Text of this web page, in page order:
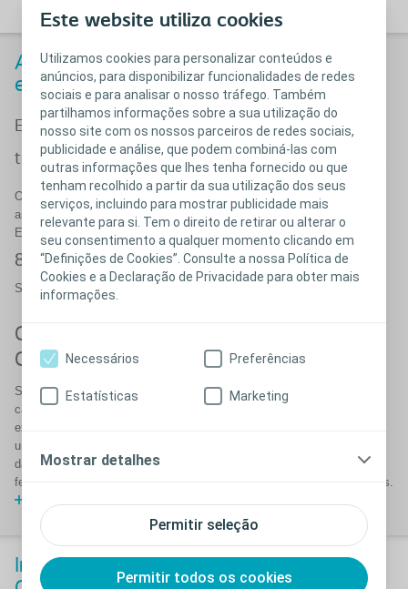
Este website utiliza cookies
Utilizamos cookies para personalizar conteúdos e
anúncios, para disponibilizar funcionalidades de redes
sociais e para analisar o nosso tráfego. Também
partilhamos informações sobre a sua utilização do
nosso site com os nossos parceiros de redes sociais,
publicidade e análise, que podem combiná-las com
outras informações que lhes tenha fornecido ou que
tenham recolhido a partir da sua utilização dos seus
serviços, incluindo para mostrar publicidade mais
relevante para si. Tem o direito de retirar ou alterar o
seu consentimento a qualquer momento clicando em
“Definições de Cookies”. Consulte a nossa Política de
Cookies e a Declaração de Privacidade para obter mais
informações.
Permitir seleção
Permitir todos os cookies
Necessários Preferências
Estatísticas Marketing
Mostrar detalhes
Apoio telefónico com uma equipa
especializada
Estamos à distância de um
telefonema
Oferecemos dicas e ferramentas para o ajudar a
assumir o controlo dos problemas urinários.
Estamos aqui para lhe dar uma mão sempre que precisar de apoio.
800 914 390(chamada gratuita)
Segunda a Sexta-feira: das 09h-13h e das 14h-17h
Como funciona o Coloplast Care -
Continência?
Sabemos que ter acesso a toda a informação necessária sobre
cateterismo intermitente nem sempre é fácil. Também sabemos que
existem dúvidas sobre o processo, quer seja a sua nova realidade ou
uma situação com que já lida há alguns anos. Estamos aqui para lhe
dar uma mão sempre que precisar de apoio – e oferecemos dicas e
ferramentas para o ajudar a assumir o controlo dos problemas urinários.
Inscreva-se hoje mesmo no Programa